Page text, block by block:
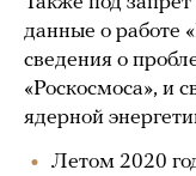
данные о работе
сведения о
«Роскосмоса», и
ядерной
Летом 2020